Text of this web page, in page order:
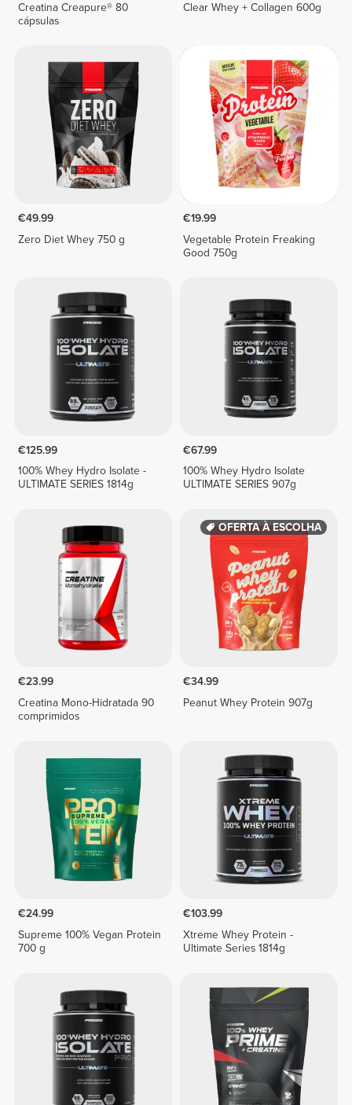
Creatina Creapure® 80
cápsulas
Clear Whey + Collagen 600g
€49.99
Zero Diet Whey 750 g
€19.99
Vegetable Protein Freaking
Good 750g
€125.99
100% Whey Hydro Isolate -
ULTIMATE SERIES 1814g
€67.99
100% Whey Hydro Isolate
ULTIMATE SERIES 907g
€23.99
Creatina Mono-Hidratada 90
comprimidos
OFERTA À ESCOLHA
€34.99
Peanut Whey Protein 907g
€24.99
Supreme 100% Vegan Protein
700 g
€103.99
Xtreme Whey Protein -
Ultimate Series 1814g